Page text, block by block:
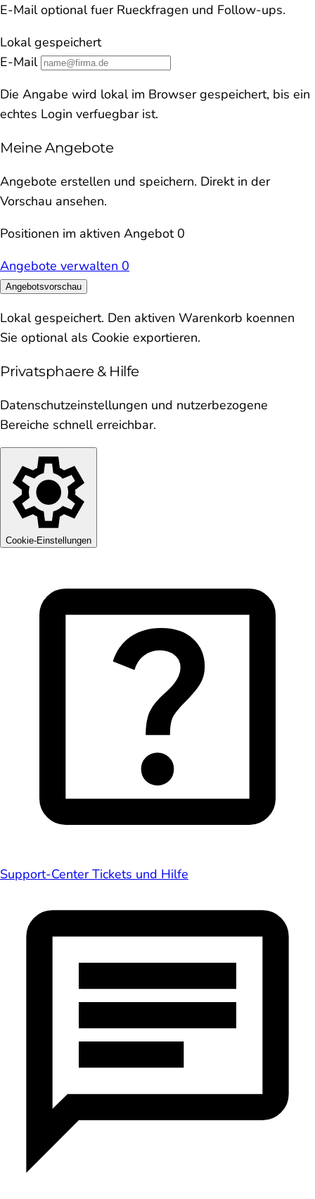
E-Mail optional fuer Rueckfragen und Follow-ups.
Lokal gespeichert
E-Mail
Die Angabe wird lokal im Browser gespeichert, bis ein
echtes Login verfuegbar ist.
Meine Angebote
Angebote erstellen und speichern. Direkt in der
Vorschau ansehen.
Positionen im aktiven Angebot 0
Angebote verwalten 0
Angebotsvorschau
Lokal gespeichert. Den aktiven Warenkorb koennen
Sie optional als Cookie exportieren.
Privatsphaere & Hilfe
Datenschutzeinstellungen und nutzerbezogene
Bereiche schnell erreichbar.
Cookie-Einstellungen
Support-Center Tickets und Hilfe